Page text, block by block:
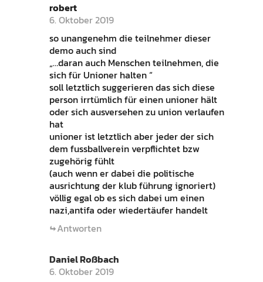
robert
6. Oktober 2019
so unangenehm die teilnehmer dieser
demo auch sind
„…daran auch Menschen teilnehmen, die
sich für Unioner halten “
soll letztlich suggerieren das sich diese
person irrtümlich für einen unioner hält
oder sich ausversehen zu union verlaufen
hat
unioner ist letztlich aber jeder der sich
dem fussballverein verpflichtet bzw
zugehörig fühlt
(auch wenn er dabei die politische
ausrichtung der klub führung ignoriert)
völlig egal ob es sich dabei um einen
nazi,antifa oder wiedertäufer handelt
Antworten
Daniel Roßbach
6. Oktober 2019